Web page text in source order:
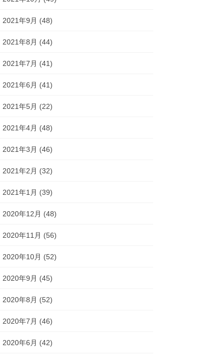
2021年9月 (48)
2021年8月 (44)
2021年7月 (41)
2021年6月 (41)
2021年5月 (22)
2021年4月 (48)
2021年3月 (46)
2021年2月 (32)
2021年1月 (39)
2020年12月 (48)
2020年11月 (56)
2020年10月 (52)
2020年9月 (45)
2020年8月 (52)
2020年7月 (46)
2020年6月 (42)